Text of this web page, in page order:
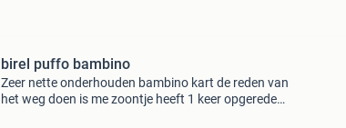
birel puffo bambino
Zeer nette onderhouden bambino kart de reden van
het weg doen is me zoontje heeft 1 keer opgereden